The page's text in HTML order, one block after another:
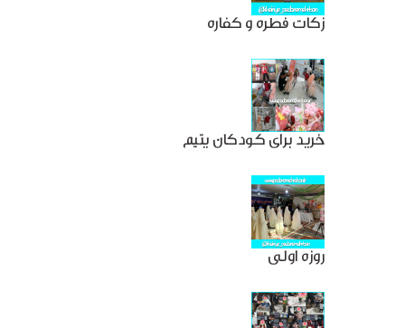
زکات فطره و کفاره
خرید برای کودکان یتیم
روزه اولی